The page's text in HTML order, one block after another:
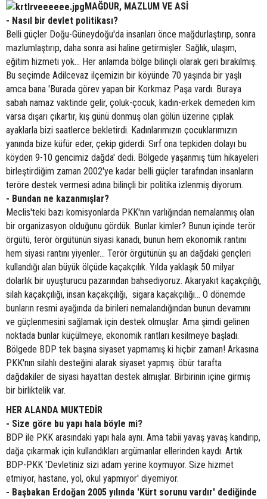
MAĞDUR, MAZLUM VE ASİ
- Nasıl bir devlet politikası?
Belli güçler Doğu-Güneydoğu'da insanları önce mağdurlaştırıp, sonra
mazlumlaştırıp, daha sonra asi haline getirmişler. Sağlık, ulaşım,
eğitim hizmeti yok... Her anlamda bölge bilinçli olarak geri bırakılmış.
Bu seçimde Adilcevaz ilçemizin bir köyünde 70 yaşında bir yaşlı
amca bana 'Burada görev yapan bir Korkmaz Paşa vardı. Buraya
sabah namaz vaktinde gelir, çoluk-çocuk, kadın-erkek demeden kim
varsa dışarı çıkartır, kış günü donmuş olan gölün üzerine çıplak
ayaklarla bizi saatlerce bekletirdi. Kadınlarımızın çocuklarımızın
yanında bize küfür eder, çekip giderdi. Sırf ona tepkiden dolayı bu
köyden 9-10 gencimiz dağda' dedi. Bölgede yaşanmış tüm hikayeleri
birleştirdiğim zaman 2002'ye kadar belli güçler tarafından insanların
teröre destek vermesi adına bilinçli bir politika izlenmiş diyorum.
- Bundan ne kazanmışlar?
Meclis'teki bazı komisyonlarda PKK'nın varlığından nemalanmış olan
bir organizasyon olduğunu gördük. Bunlar kimler? Bunun içinde terör
örgütü, terör örgütünün siyasi kanadı, bunun hem ekonomik rantını
hem siyasi rantını yiyenler... Terör örgütünün şu an dağdaki gençleri
kullandığı alan büyük ölçüde kaçakçılık. Yılda yaklaşık 50 milyar
dolarlık bir uyuşturucu pazarından bahsediyoruz. Akaryakıt kaçakçılığı,
silah kaçakçılığı, insan kaçakçılığı, sigara kaçakçılığı... O dönemde
bunların resmi ayağında da birileri nemalandığından bunun devamını
ve güçlenmesini sağlamak için destek olmuşlar. Ama şimdi gelinen
noktada bunlar küçülmeye, ekonomik rantları kesilmeye başladı.
Bölgede BDP tek başına siyaset yapmamış ki hiçbir zaman! Arkasına
PKK'nın silahlı desteğini alarak siyaset yapmış. öbür tarafta
dağdakiler de siyasi hayattan destek almışlar. Birbirinin içine girmiş
bir birliktelik var.
HER ALANDA MUKTEDİR
- Size göre bu yapı hala böyle mi?
BDP ile PKK arasındaki yapı hala aynı. Ama tabii yavaş yavaş kandırıp,
dağa çıkarmak için kullandıkları argümanlar ellerinden kaydı. Artık
BDP-PKK 'Devletiniz sizi adam yerine koymuyor. Size hizmet
etmiyor, hastane, yol, okul yapmıyor' diyemiyor.
- Başbakan Erdoğan 2005 yılında 'Kürt sorunu vardır' dediğinde